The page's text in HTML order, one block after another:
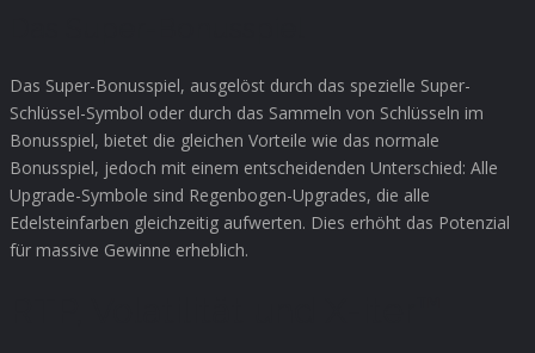
Das Super-Bonusspiel, ausgelöst durch das spezielle Super-
Schlüssel-Symbol oder durch das Sammeln von Schlüsseln im
Bonusspiel, bietet die gleichen Vorteile wie das normale
Bonusspiel, jedoch mit einem entscheidenden Unterschied: Alle
Upgrade-Symbole sind Regenbogen-Upgrades, die alle
Edelsteinfarben gleichzeitig aufwerten. Dies erhöht das Potenzial
für massive Gewinne erheblich.